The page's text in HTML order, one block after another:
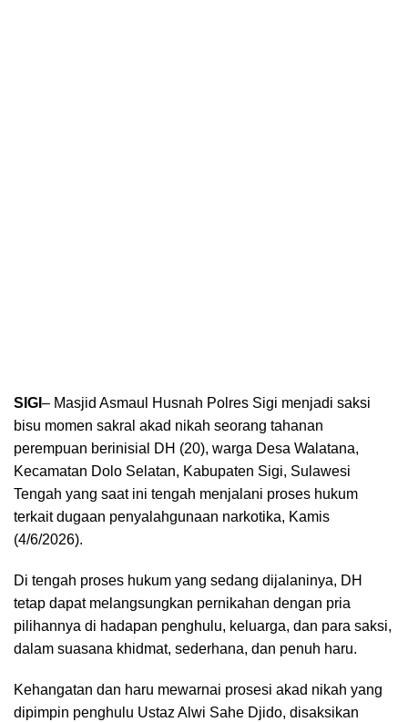
SIGI – Masjid Asmaul Husnah Polres Sigi menjadi saksi
bisu momen sakral akad nikah seorang tahanan
perempuan berinisial DH (20), warga Desa Walatana,
Kecamatan Dolo Selatan, Kabupaten Sigi, Sulawesi
Tengah yang saat ini tengah menjalani proses hukum
terkait dugaan penyalahgunaan narkotika, Kamis
(4/6/2026).
Di tengah proses hukum yang sedang dijalaninya, DH
tetap dapat melangsungkan pernikahan dengan pria
pilihannya di hadapan penghulu, keluarga, dan para saksi,
dalam suasana khidmat, sederhana, dan penuh haru.
Kehangatan dan haru mewarnai prosesi akad nikah yang
dipimpin penghulu Ustaz Alwi Sahe Djido, disaksikan